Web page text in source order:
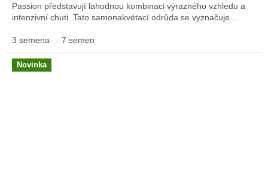
Passion představují lahodnou kombinaci výrazného vzhledu a
intenzivní chuti. Tato samonakvétací odrůda se vyznačuje...
3 semena 7 semen
Novinka